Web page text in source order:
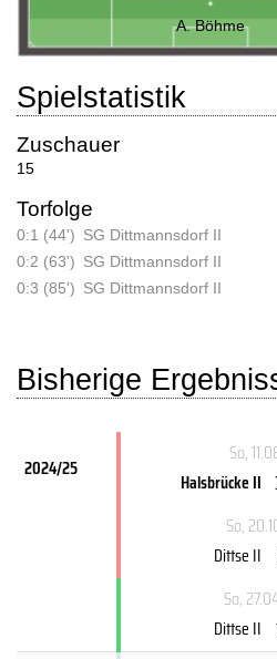
A. Böhme
Spielstatistik
Zuschauer
15
Torfolge
0:1 (44') SG Dittmannsdorf II
0:2 (63') SG Dittmannsdorf II
0:3 (85') SG Dittmannsdorf II
Bisherige
2024/25
So,
Halsbrücke II
So,
Dittse II
So,
Dittse II